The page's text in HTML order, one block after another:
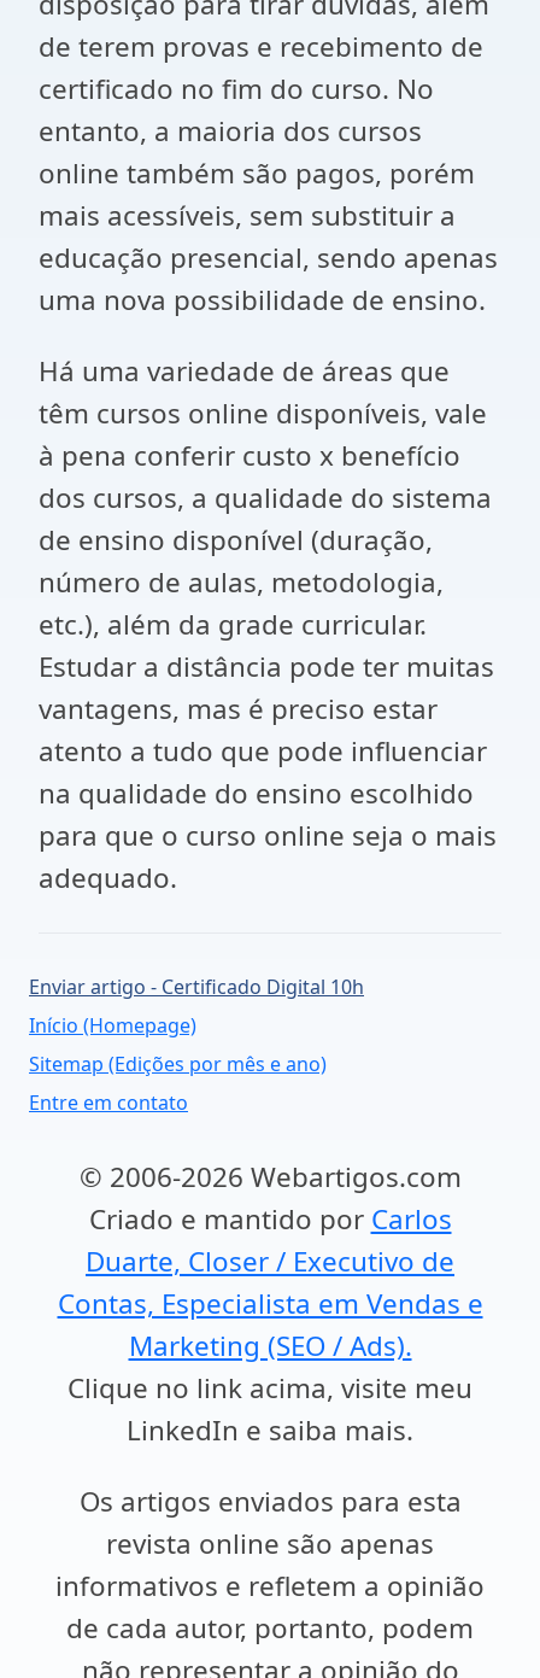
de terem provas e recebimento de
certificado no fim do curso. No
entanto, a maioria dos cursos
online também são pagos, porém
mais acessíveis, sem substituir a
educação presencial, sendo apenas
uma nova possibilidade de ensino.
Há uma variedade de áreas que
têm cursos online disponíveis, vale
à pena conferir custo x benefício
dos cursos, a qualidade do sistema
de ensino disponível (duração,
número de aulas, metodologia,
etc.), além da grade curricular.
Estudar a distância pode ter muitas
vantagens, mas é preciso estar
atento a tudo que pode influenciar
na qualidade do ensino escolhido
para que o curso online seja o mais
adequado.
Enviar artigo - Certificado Digital 10h
Início (Homepage)
Sitemap (Edições por mês e ano)
Entre em contato
© 2006-2026 Webartigos.com
Criado e mantido por Carlos
Duarte, Closer / Executivo de
Contas, Especialista em Vendas e
Marketing (SEO / Ads).
Clique no link acima, visite meu
LinkedIn e saiba mais.
Os artigos enviados para esta
revista online são apenas
informativos e refletem a opinião
de cada autor, portanto, podem
não representar a opinião do